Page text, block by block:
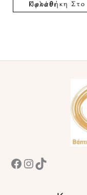
Προσθήκη Στο Καλάθι